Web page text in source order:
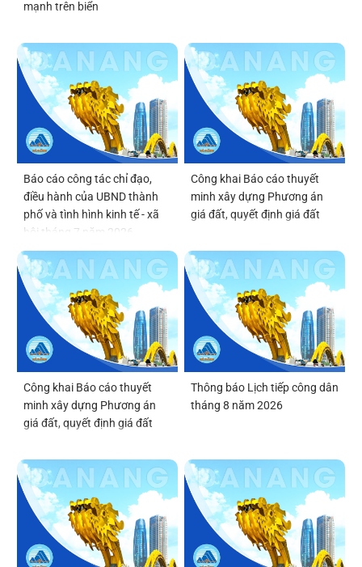
mạnh trên biển
Báo cáo công tác chỉ đạo,
điều hành của UBND thành
phố và tình hình kinh tế - xã
hội tháng 7 năm 2026
Công khai Báo cáo thuyết
minh xây dựng Phương án
giá đất, quyết định giá đất
Công khai Báo cáo thuyết
minh xây dựng Phương án
giá đất, quyết định giá đất
Thông báo Lịch tiếp công dân
tháng 8 năm 2026